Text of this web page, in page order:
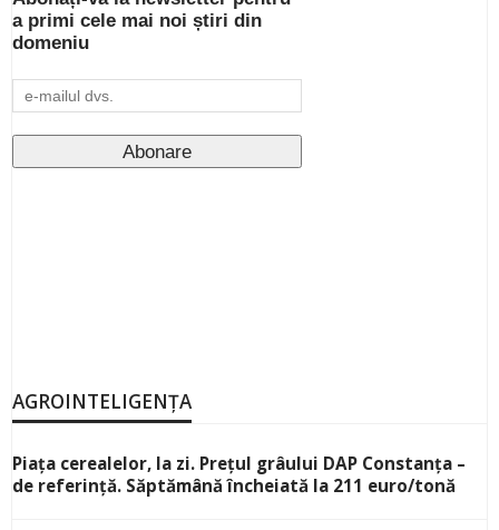
a primi cele mai noi știri din
domeniu
AGROINTELIGENȚA
Piața cerealelor, la zi. Prețul grâului DAP Constanța –
de referință. Săptămână încheiată la 211 euro/tonă